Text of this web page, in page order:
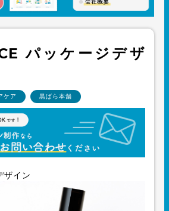
パッケージデザ
ケア 黒ばら本舗
ザイン